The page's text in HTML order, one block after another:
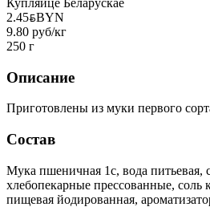
2.45BYNBYN
9.80 руб/кг
250 г
Описание
Приготовлены из муки первого
Состав
Мука пшеничная 1с, вода питьевая,
хлебопекарные прессованные, соль
пищевая йодированная,